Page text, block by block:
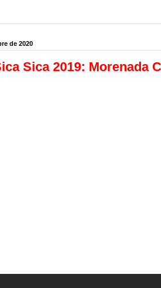
de 2020
Sica 2019: Morenada